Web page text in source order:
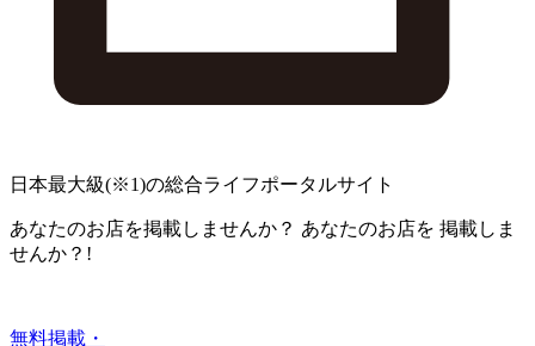
日本最大級(※1)の総合ライフポータルサイト
あなたのお店を掲載しませんか？ あなたのお店を 掲載しま
せんか？!
無料掲載・